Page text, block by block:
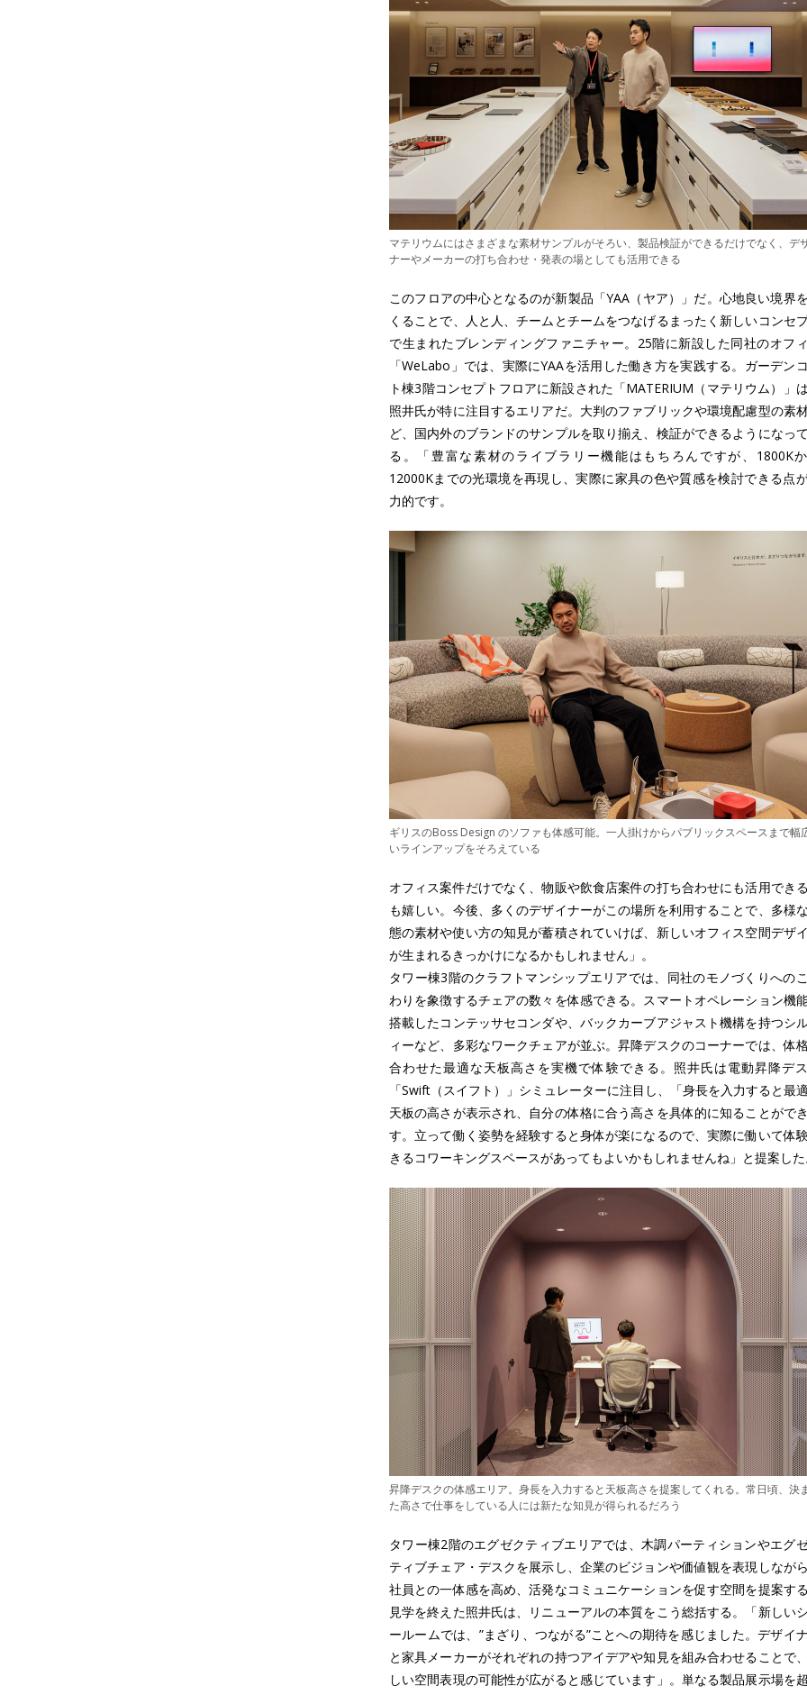
マテリウムにはさまざまな素材サンプルがそろい、製品検証ができるだけでなく、デ
ナーやメーカーの打ち合わせ・発表の場としても活用できる
このフロアの中心となるのが新製品「YAA（ヤア）」だ。心地良い境界
くることで、人と人、チームとチームをつなげるまったく新しいコンセ
で生まれたブレンディングファニチャー。25階に新設した同社のオフ
「WeLabo」では、実際にYAAを活用した働き方を実践する。ガーデン
ト棟3階コンセプトフロアに新設された「MATERIUM（マテリウム）」
照井氏が特に注目するエリアだ。大判のファブリックや環境配慮型の素
ど、国内外のブランドのサンプルを取り揃え、検証ができるようになっ
る。「豊富な素材のライブラリー機能はもちろんですが、1800K
12000Kまでの光環境を再現し、実際に家具の色や質感を検討できる点
力的です。
ギリスのBoss Design のソファも体感可能。一人掛けからパブリックスペースまで幅
いラインアップをそろえている
オフィス案件だけでなく、物販や飲食店案件の打ち合わせにも活用でき
も嬉しい。今後、多くのデザイナーがこの場所を利用することで、多様
態の素材や使い方の知見が蓄積されていけば、新しいオフィス空間デザ
が生まれるきっかけになるかもしれません」。
タワー棟3階のクラフトマンシップエリアでは、同社のモノづくりへの
わりを象徴するチェアの数々を体感できる。スマートオペレーション機
搭載したコンテッサセコンダや、バックカーブアジャスト機構を持つシ
ィーなど、多彩なワークチェアが並ぶ。昇降デスクのコーナーでは、体
合わせた最適な天板高さを実機で体験できる。照井氏は電動昇降デ
「Swift（スイフト）」シミュレーターに注目し、「身長を入力すると最
天板の高さが表示され、自分の体格に合う高さを具体的に知ることがで
す。立って働く姿勢を経験すると身体が楽になるので、実際に働いて体
きるコワーキングスペースがあってもよいかもしれませんね」と提案し
昇降デスクの体感エリア。身長を入力すると天板高さを提案してくれる。常日頃、決
た高さで仕事をしている人には新たな知見が得られるだろう
タワー棟2階のエグゼクティブエリアでは、木調パーティションやエグ
ティブチェア・デスクを展示し、企業のビジョンや価値観を表現しなが
社員との一体感を高め、活発なコミュニケーションを促す空間を提案す
見学を終えた照井氏は、リニューアルの本質をこう総括する。「新しい
ールームでは、”まざり、つながる”ことへの期待を感じました。デザイ
と家具メーカーがそれぞれの持つアイデアや知見を組み合わせることで
しい空間表現の可能性が広がると感じています」。単なる製品展示場を